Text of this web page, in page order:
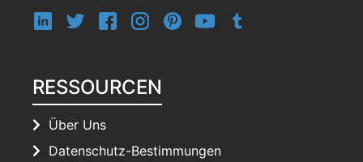
RESSOURCEN
Über Uns
Datenschutz-Bestimmungen